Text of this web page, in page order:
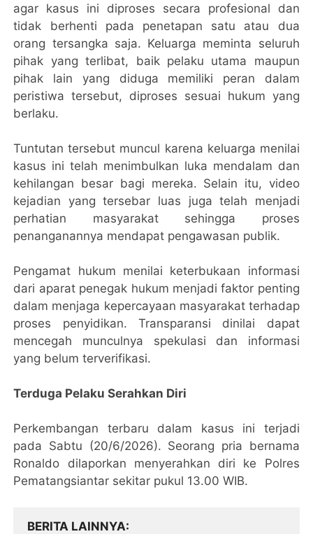
agar kasus ini diproses secara profesional dan
tidak berhenti pada penetapan satu atau dua
orang tersangka saja. Keluarga meminta seluruh
pihak yang terlibat, baik pelaku utama maupun
pihak lain yang diduga memiliki peran dalam
peristiwa tersebut, diproses sesuai hukum yang
berlaku.
Tuntutan tersebut muncul karena keluarga menilai
kasus ini telah menimbulkan luka mendalam dan
kehilangan besar bagi mereka. Selain itu, video
kejadian yang tersebar luas juga telah menjadi
perhatian masyarakat sehingga proses
penanganannya mendapat pengawasan publik.
Pengamat hukum menilai keterbukaan informasi
dari aparat penegak hukum menjadi faktor penting
dalam menjaga kepercayaan masyarakat terhadap
proses penyidikan. Transparansi dinilai dapat
mencegah munculnya spekulasi dan informasi
yang belum terverifikasi.
Terduga Pelaku Serahkan Diri
Perkembangan terbaru dalam kasus ini terjadi
pada Sabtu (20/6/2026). Seorang pria bernama
Ronaldo dilaporkan menyerahkan diri ke Polres
Pematangsiantar sekitar pukul 13.00 WIB.
BERITA LAINNYA